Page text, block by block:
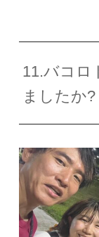
11.バコロ
ましたか?